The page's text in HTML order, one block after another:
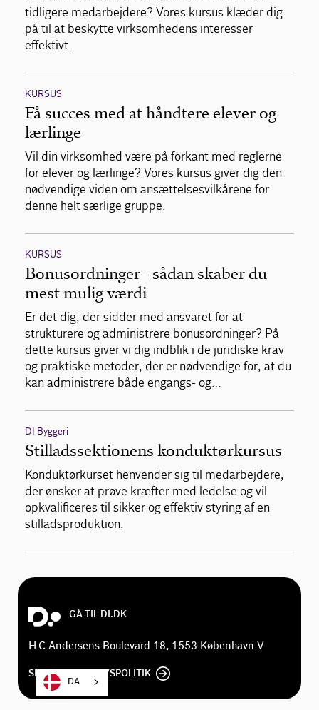
tidligere medarbejdere? Vores kursus klæder dig
på til at beskytte virksomhedens interesser
effektivt.
KURSUS
Få succes med at håndtere elever og
lærlinge
Vil din virksomhed være på forkant med reglerne
for elever og lærlinge? Vores kursus giver dig den
nødvendige viden om ansættelsesvilkårene for
denne helt særlige gruppe.
KURSUS
Bonusordninger - sådan skaber du
mest mulig værdi
Er det dig, der sidder med ansvaret for at
strukturere og administrere bonusordninger? På
dette kursus giver vi dig indblik i de juridiske krav
og praktiske metoder, der er nødvendige for, at du
kan administrere både engangs- og…
DI Byggeri
Stilladssektionens konduktørkursus
Konduktørkurset henvender sig til medarbejdere,
der ønsker at prøve kræfter med ledelse og vil
opkvalificeres til sikker og effektiv styring af en
stilladsproduktion.
GÅ TIL DI.DK
H.C.Andersens Boulevard 18, 1553 København V
SE DI'S PRIVATLIVSPOLITIK
DA